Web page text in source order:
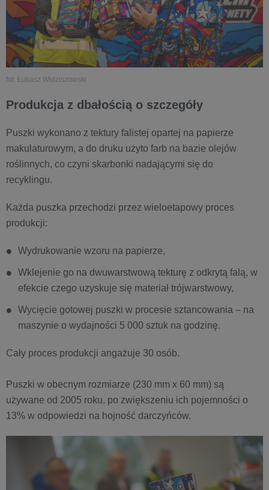
fot. Łukasz Widziszowski
Produkcja z dbałością o szczegóły
Puszki wykonano z tektury falistej opartej na papierze
makulaturowym, a do druku użyto farb na bazie olejów
roślinnych, co czyni skarbonki nadającymi się do
recyklingu.
Każda puszka przechodzi przez wieloetapowy proces
produkcji:
Wydrukowanie wzoru na papierze,
Wklejenie go na dwuwarstwową tekturę z odkrytą falą, w
efekcie czego uzyskuje się materiał trójwarstwowy,
Wycięcie gotowej puszki w procesie sztancowania – na
maszynie o wydajności 5 000 sztuk na godzinę.
Cały proces produkcji angażuje 30 osób.
Puszki w obecnym rozmiarze (230 mm x 60 mm) są
używane od 2005 roku, po zwiększeniu ich pojemności o
13% w odpowiedzi na hojność darczyńców.